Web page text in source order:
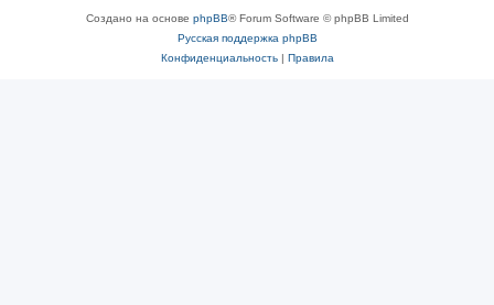
Создано на основе phpBB® Forum Software © phpBB Limited
Русская поддержка phpBB
Конфиденциальность| Правила